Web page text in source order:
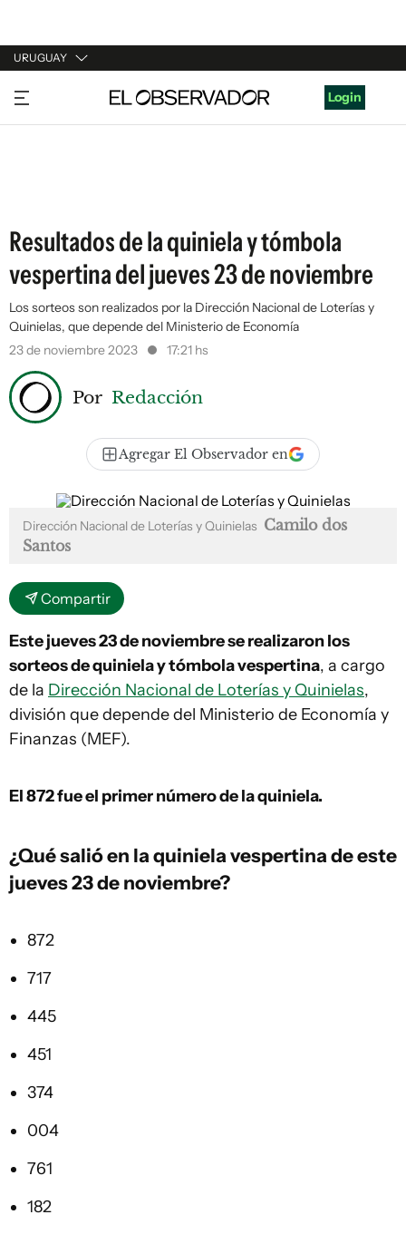
URUGUAY
URUGUAY
ARGENTINA
Login
Resultados de la quiniela y tómbola
vespertina del jueves 23 de noviembre
Los sorteos son realizados por la Dirección Nacional de Loterías y
Quinielas, que depende del Ministerio de Economía
23 de noviembre 2023
17:21 hs
Por Redacción
Agregar El Observador en
Dirección Nacional de Loterías y Quinielas Camilo dos
Santos
Compartir
Este jueves 23 de noviembre se realizaron los
sorteos de quiniela y tómbola vespertina, a cargo
de la Dirección Nacional de Loterías y Quinielas,
división que depende del Ministerio de Economía y
Finanzas (MEF).
El 872fue el primer número de la quiniela.
¿Qué salió en la quiniela vespertina de este
jueves 23 de noviembre?
872
717
445
451
374
004
761
182